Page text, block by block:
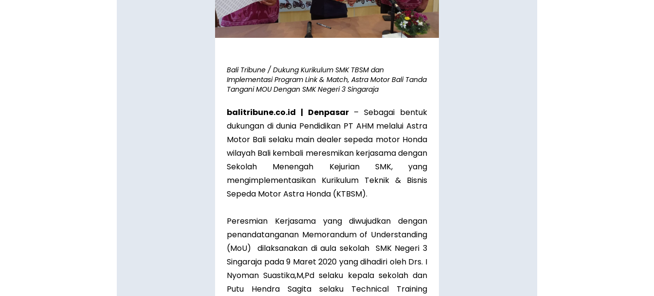
Bali Tribune / Dukung Kurikulum SMK TBSM dan
Implementasi Program Link & Match, Astra Motor Bali Tanda
Tangani MOU Dengan SMK Negeri 3 Singaraja
balitribune.co.id | Denpasar– Sebagai bentuk
dukungan di dunia Pendidikan PT AHM melalui Astra
Motor Bali selaku main dealer sepeda motor Honda
wilayah Bali kembali meresmikan kerjasama dengan
Sekolah Menengah Kejurian SMK, yang
mengimplementasikan Kurikulum Teknik & Bisnis
Sepeda Motor Astra Honda (KTBSM).
Peresmian Kerjasama yang diwujudkan dengan
penandatanganan Memorandum of Understanding
(MoU) dilaksanakan di aula sekolah SMK Negeri 3
Singaraja pada 9 Maret 2020 yang dihadiri oleh Drs. I
Nyoman Suastika,M,Pd selaku kepala sekolah dan
Putu Hendra Sagita selaku Technical Training